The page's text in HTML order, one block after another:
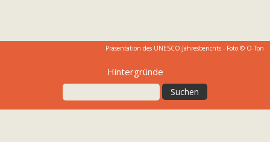
Präsentation des UNESCO-Jahresberichts - Foto © O-Ton
Hintergründe